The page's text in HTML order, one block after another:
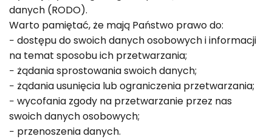
danych (RODO).
Warto pamiętać, że mają Państwo prawo do:
− dostępu do swoich danych osobowych i informacji
na temat sposobu ich przetwarzania;
− żądania sprostowania swoich danych;
− żądania usunięcia lub ograniczenia przetwarzania;
− wycofania zgody na przetwarzanie przez nas
swoich danych osobowych;
− przenoszenia danych.